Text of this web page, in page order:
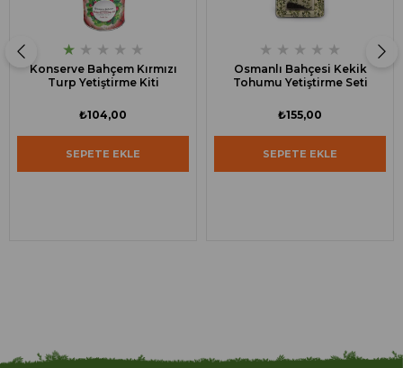
★ ★ ★ ★ ★
Konserve Bahçem Kırmızı
Turp Yetiştirme Kiti
₺104,00
SEPETE EKLE
★ ★ ★ ★ ★
Osmanlı Bahçesi Kekik
Tohumu Yetiştirme Seti
₺155,00
SEPETE EKLE